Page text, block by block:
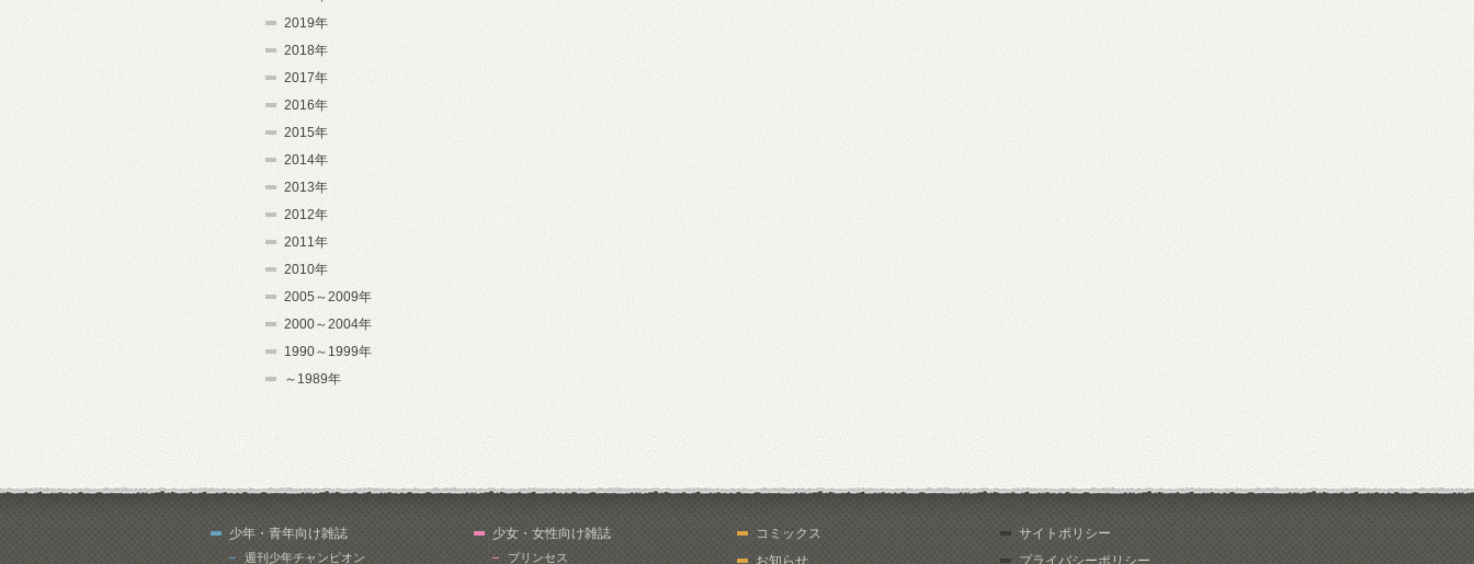
2019年
2018年
2017年
2016年
2015年
2014年
2013年
2012年
2011年
2010年
2005～2009年
2000～2004年
1990～1999年
～1989年
少年・青年向け雑誌
週刊少年チャンピオン
少女・女性向け雑誌
プリンセス
コミックス
お知らせ
サイトポリシー
プライバシーポリシー